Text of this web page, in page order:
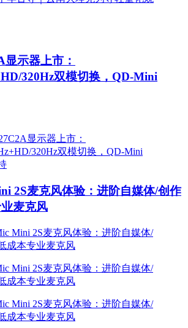
示器上市：
320Hz双模切换，QD-Mini
2S麦克风体验：进阶自媒体/创作
麦克风